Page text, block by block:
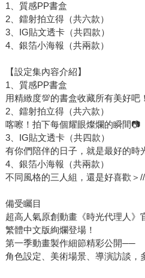
1、質感PP書盒
2、鐳射拍立得（共六款）
3、IG貼文透卡（共四款）
4、銀箔小海報（共兩款）
【設定集內容介紹】
1、質感PP書盒
用精緻度💯的書盒收藏所有美好吧！
2、鐳射拍立得（共六款）
喀嚓！拍下每個耀眼燦爛的瞬間📷
3、IG貼文透卡（共四款）
有你們陪伴的日子，就是最好的時
4、銀箔小海報（共兩款）
不同風格的三人組，還是好喜歡＞
備受矚目
超高人氣原創動畫《時光代理人》
繁體中文版絢爛登場！
第一季動畫製作細節精彩公開──
角色設定、美術場景、導演訪談，